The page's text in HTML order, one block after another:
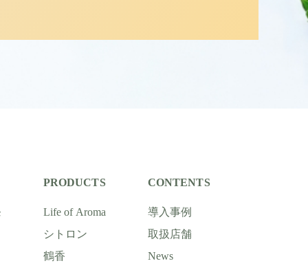
PRODUCTS
Life of Aroma
シトロン
鶴香
CONTENTS
導入事例
取扱店舗
News